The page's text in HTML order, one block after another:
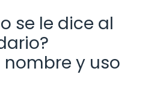
se le dice al
nombre y uso